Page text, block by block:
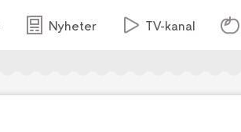
Nyheter TV-kanal